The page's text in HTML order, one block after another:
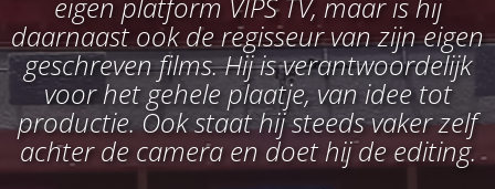
daarnaast ook de regisseur van zijn eigen
geschreven films. Hij is verantwoordelijk
voor het gehele plaatje, van idee tot
productie. Ook staat hij steeds vaker zelf
achter de camera en doet hij de editing.